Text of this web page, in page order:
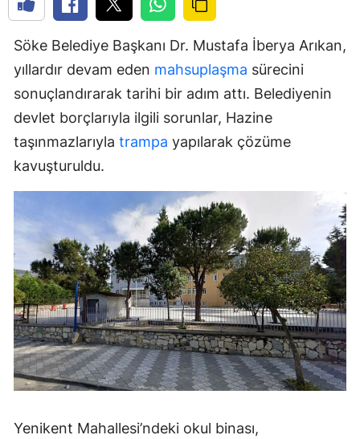
Söke Belediye Başkanı Dr. Mustafa İberya Arıkan,
yıllardır devam eden mahsuplaşma sürecini
sonuçlandırarak tarihi bir adım attı. Belediyenin
devlet borçlarıyla ilgili sorunlar, Hazine
taşınmazlarıyla trampa yapılarak çözüme
kavuşturuldu.
Yenikent Mahallesi’ndeki okul binası,